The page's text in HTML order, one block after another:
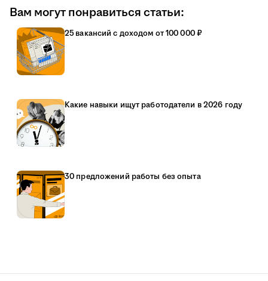
Вам могут понравиться статьи:
25 вакансий с доходом от 100 000 ₽
Какие навыки ищут работодатели в 2026 году
30 предложений работы без опыта